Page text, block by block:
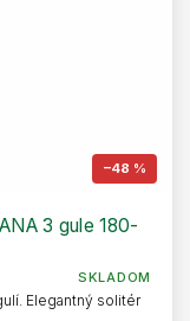
–48 %
3 gule 180-
SKLADOM
Elegantný solitér